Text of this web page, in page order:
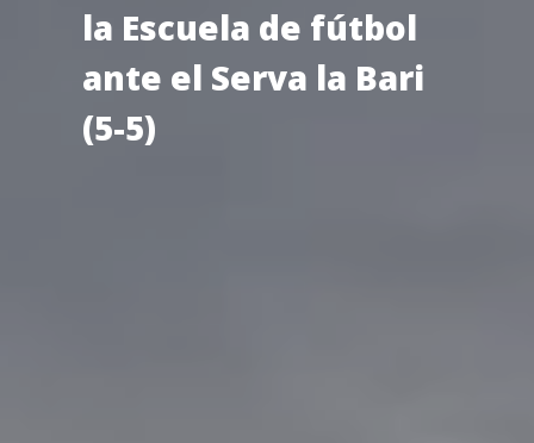
la Escuela de fútbol
ante el Serva la Bari
(5-5)